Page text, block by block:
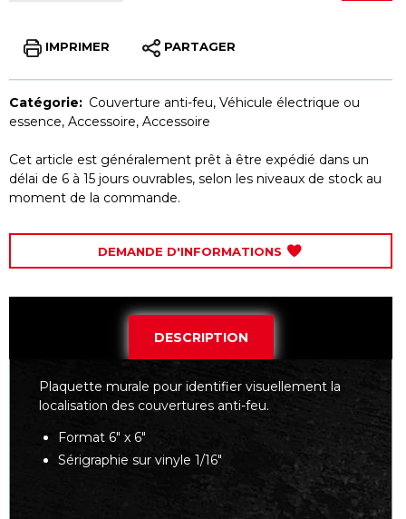
IMPRIMER PARTAGER
Catégorie: Couverture anti-feu, Véhicule électrique ou
essence, Accessoire, Accessoire
Cet article est généralement prêt à être expédié dans un
délai de 6 à 15 jours ouvrables, selon les niveaux de stock au
moment de la commande.
DEMANDE D'INFORMATIONS
DESCRIPTION
Plaquette murale pour identifier visuellement la
localisation des couvertures anti-feu.
Format 6" x 6"
Sérigraphie sur vinyle 1/16"